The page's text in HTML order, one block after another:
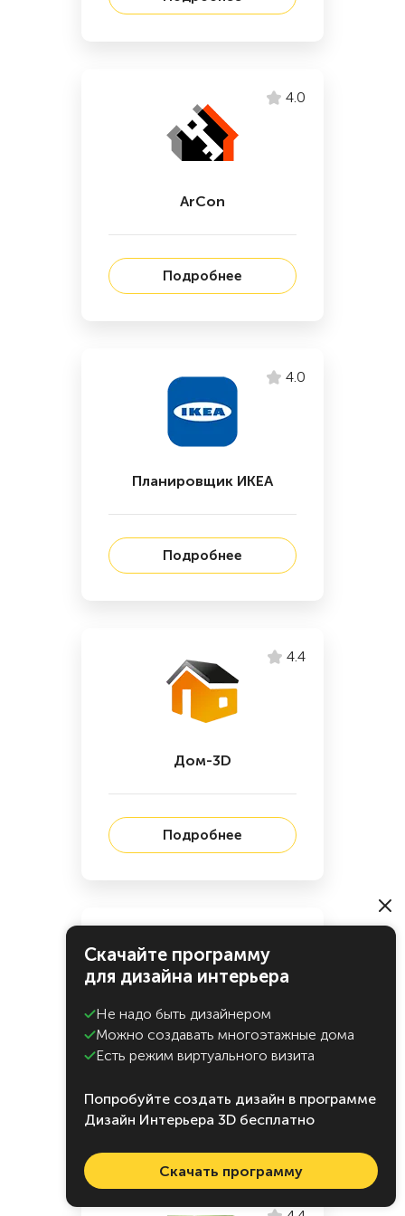
4.0
ArCon
Подробнее
4.0
Планировщик ИКЕА
Подробнее
4.4
Дом-3D
Подробнее
Nemetschek Allplan
Подробнее
Скачайте программу
для дизайна интерьера
Не надо быть дизайнером
Можно создавать многоэтажные дома
Есть режим виртуального визита
Попробуйте создать дизайн в программе
Дизайн Интерьера 3D бесплатно
Скачать программу